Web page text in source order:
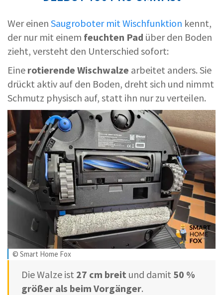
Wer einen Saugroboter mit Wischfunktion kennt,
der nur mit einem feuchten Pad über den Boden
zieht, versteht den Unterschied sofort:
Eine rotierende Wischwalze arbeitet anders. Sie
drückt aktiv auf den Boden, dreht sich und nimmt
Schmutz physisch auf, statt ihn nur zu verteilen.
© Smart Home Fox
Die Walze ist 27 cm breit und damit 50 %
größer als beim Vorgänger.